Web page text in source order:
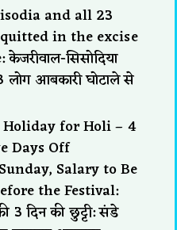
and all 23
in the excise
सिसोदिया
आबकारी घोटाले से
Holiday for Holi – 4
Days Off
Salary to Be
the Festival:
3 दिन की छुट्टी: संडे